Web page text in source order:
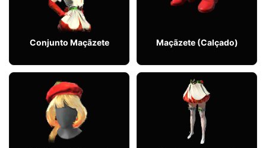
Conjunto Maçãzete Maçãzete (Calçado)